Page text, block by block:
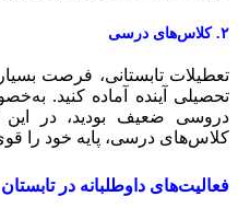
تابستانی، فرصت
آینده آماده کنید.
ضعیف بودید، در این
درسی، پایه خود را قوی
داوطلبانه در تابستان